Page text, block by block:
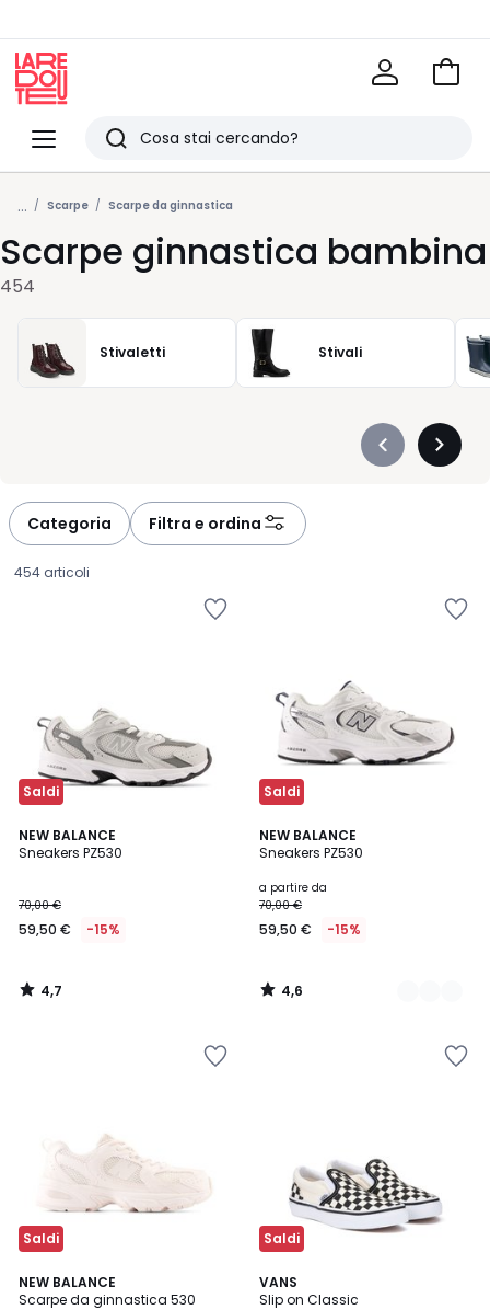
Menu
Redoute
Ricerca
Ultimi
articoli
visti
Vai
... Scarpe Scarpe da ginnastica
Scarpe ginnastica bambina
454
Stivaletti Stivali
Précédent
Categoria Filtra e ordina
454 articoli
Saldi
NEW BALANCE
Sneakers PZ530
€
Invece
70,00
€
70,00 €
59,50 € -15%
4,7
/ 5
4,7
/
Saldi
NEW BALANCE
Sneakers PZ530
a partire da
70,00 €
59,50 € -15%
4,6
/ 5
2
Colori
4,6
/
Saldi
NEW BALANCE
Scarpe da ginnastica 530
4,8
/ 5
Saldi
VANS
Slip on Classic
3,8
/ 5